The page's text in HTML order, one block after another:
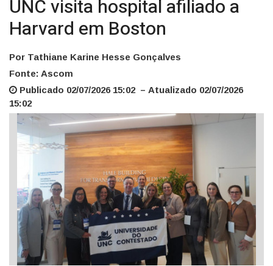
UNC visita hospital afiliado a
Harvard em Boston
Por Tathiane Karine Hesse Gonçalves
Fonte: Ascom
Publicado 02/07/2026 15:02 – Atualizado 02/07/2026
15:02